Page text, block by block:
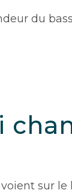
du
sur le